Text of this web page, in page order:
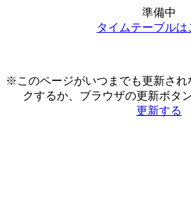
準備中
タイムテーブルは
※このページがいつまでも更新され
クするか、ブラウザの更新ボタ
更新する